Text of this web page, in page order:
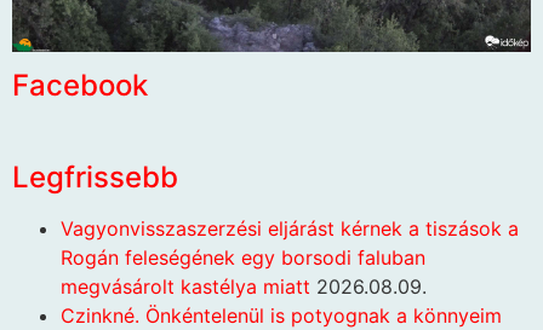
Facebook
Legfrissebb
Vagyonvisszaszerzési eljárást kérnek a tiszások a
Rogán feleségének egy borsodi faluban
megvásárolt kastélya miatt 2026.08.09.
Czinkné. Önkéntelenül is potyognak a könnyeim